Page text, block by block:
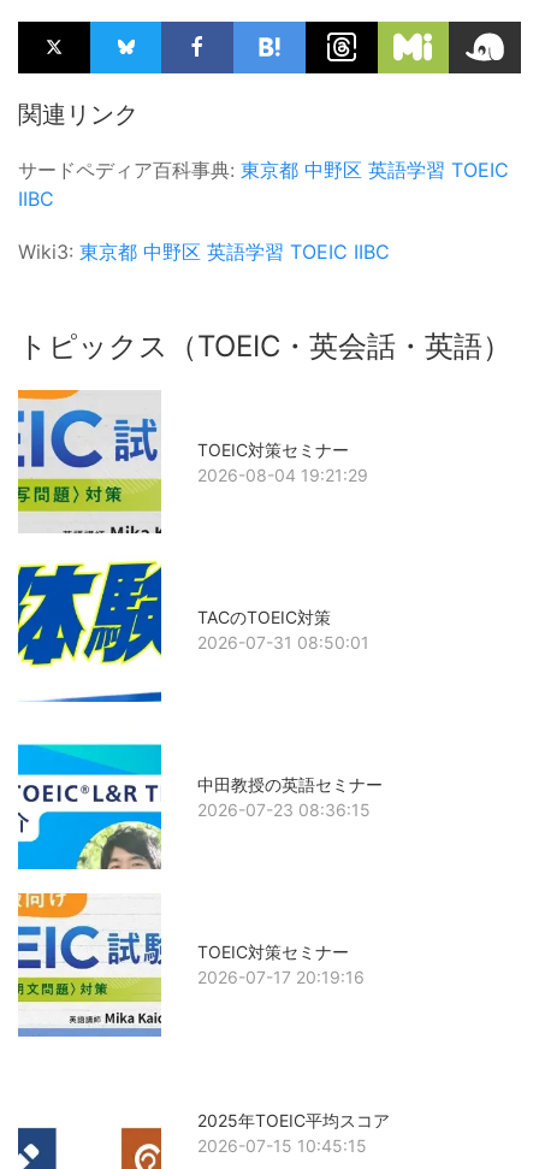
関連リンク
サードペディア百科事典: 東京都 中野区 英語学習 TOEIC
IIBC
Wiki3: 東京都 中野区 英語学習 TOEIC IIBC
トピックス（TOEIC・英会話・英語）
TOEIC対策セミナー
2026-08-04 19:21:29
TACのTOEIC対策
2026-07-31 08:50:01
中田教授の英語セミナー
2026-07-23 08:36:15
TOEIC対策セミナー
2026-07-17 20:19:16
2025年TOEIC平均スコア
2026-07-15 10:45:15